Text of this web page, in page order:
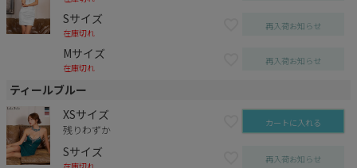
Sサイズ
在庫切れ
再入荷お知らせ
Mサイズ
在庫切れ
再入荷お知らせ
ティールブルー
XSサイズ
残りわずか カートに入れる
Sサイズ 再入荷お知らせ